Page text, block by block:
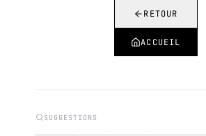
RETOUR
ACCUEIL
SUGGESTIONS